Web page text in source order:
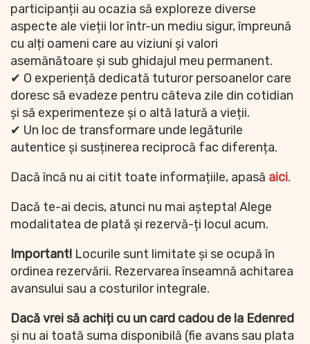
participanții au ocazia să exploreze diverse
aspecte ale vieții lor într-un mediu sigur, împreună
cu alți oameni care au viziuni și valori
asemănătoare și sub ghidajul meu permanent.
✔ O experiență dedicată tuturor persoanelor care
doresc să evadeze pentru câteva zile din cotidian
și să experimenteze și o altă latură a vieții.
✔ Un loc de transformare unde legăturile
autentice și susținerea reciprocă fac diferența.
Dacă încă nu ai citit toate informațiile, apasă aici.
Dacă te-ai decis, atunci nu mai aștepta! Alege
modalitatea de plată și rezervă-ți locul acum.
Important! Locurile sunt limitate și se ocupă în
ordinea rezervării. Rezervarea înseamnă achitarea
avansului sau a costurilor integrale.
Dacă vrei să achiți cu un card cadou de la Edenred
și nu ai toată suma disponibilă (fie avans sau plata